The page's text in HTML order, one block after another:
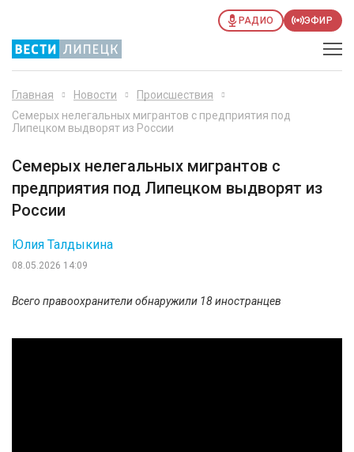
РАДИО ЭФИР
Главная Новости
Происшествия
Семерых нелегальных мигрантов с предприятия под
Липецком выдворят из России
Семерых нелегальных мигрантов с
предприятия под Липецком выдворят из
России
08.05.2026 14:09
Юлия Талдыкина
Всего правоохранители обнаружили 18 иностранцев